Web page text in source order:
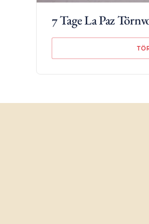
Genießen Sie die
Der Golf von Kalifornien
der Welt“ bekannte,
darunter Delfine, Wale,
Nur eine kurze Segelfahrt von
Naturparadies, das für seine
7 Tage La Paz